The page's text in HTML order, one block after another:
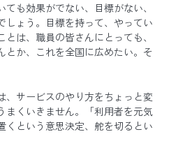
も効果がでない、目標がない、
しょう。目標を持って、やってい
は、職員の皆さんにとっても、
とか、これを全国に広めたい。そ
、サービスのやり方をちょっと変
まくいきません。「利用者を元気
くという意思決定、舵を切るとい